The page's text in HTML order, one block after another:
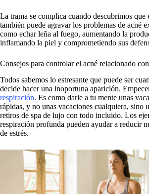
La trama se complica cuando descubrimos que
también puede agravar los problemas de acné
como echar leña al fuego, aumentando la
inflamando la piel y comprometiendo sus
Consejos para controlar el acné relacionado
Todos sabemos lo estresante que puede ser
decide hacer una inoportuna aparición.
respiración. Es como darle a tu mente unas
rápidas, y no unas vacaciones cualquiera, sino
retiros de spa de lujo con todo incluido. Los
respiración profunda pueden ayudar a reducir
de estrés.